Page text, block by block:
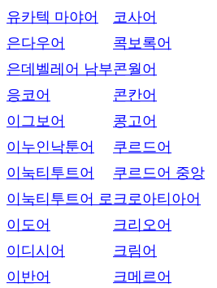
유카텍 마야어
은다우어
은데벨레어 남부
응코어
이그보어
이누인낙툰어
이눅티투트어
이눅티투트어 로
이도어
이디시어
이반어
코사어
콕보록어
콘월어
콘칸어
콩고어
쿠르드어
쿠르드어 중앙
크로아티아어
크리오어
크림어
크메르어